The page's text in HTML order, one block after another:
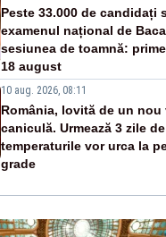
Peste 33.000 de candidați
examenul național de
sesiunea de toamnă:
18 august
10 aug. 2026, 08:11
România, lovită de un nou
caniculă. Urmează 3 zile
temperaturile vor urca la
grade